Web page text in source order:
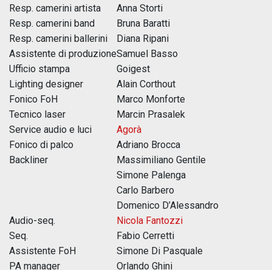
Resp. camerini artista
Anna Storti
Resp. camerini band
Bruna Baratti
Resp. camerini ballerini
Diana Ripani
Assistente di produzioneSamuel Basso
Ufficio stampa
Goigest
Lighting designer
Alain Corthout
Fonico FoH
Marco Monforte
Tecnico laser
Marcin Prasalek
Service audio e luci
Agorà
Fonico di palco
Adriano Brocca
Backliner
Massimiliano Gentile
Simone Palenga
Carlo Barbero
Domenico D’Alessandro
Audio-seq.
Nicola Fantozzi
Seq.
Fabio Cerretti
Assistente FoH
Simone Di Pasquale
PA manager
Orlando Ghini